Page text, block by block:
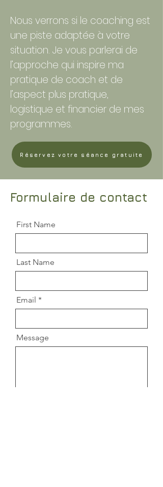
Nous verrons si le coaching est
une piste adaptée à votre
situation. Je vous parlerai de
l’approche qui inspire ma
pratique de coach et de
l’aspect plus pratique,
logistique et financier de mes
programmes.​
Réservez votre séance gratuite
Formulaire de contact
First Name
Last Name
Email
Message